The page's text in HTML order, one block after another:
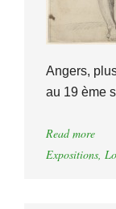
Angers,
au 19 ème
Read more
Expositions,